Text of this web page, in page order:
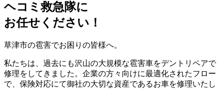
ヘコミ救急隊に
お任せください！
草津市の雹害でお困りの皆様へ。
私たちは、過去にも沢山の大規模な雹害車をデントリペアで
修理をしてきました。企業の方々向けに最適化されたフロー
で、保険対応にて御社の大切な資産であるお車を修理いたし